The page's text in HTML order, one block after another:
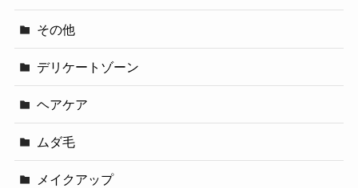
その他
デリケートゾーン
ヘアケア
ムダ毛
メイクアップ